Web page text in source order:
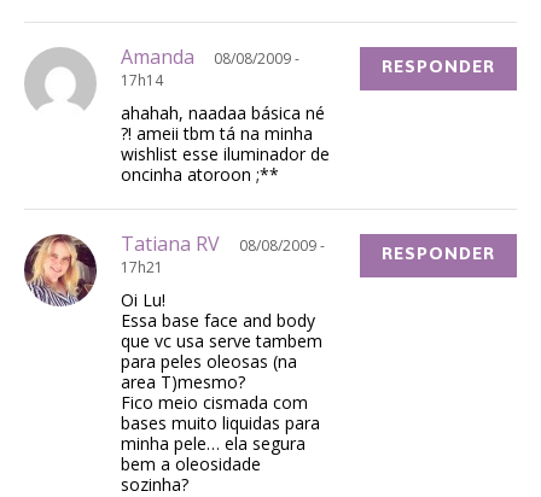
Amanda
08/08/2009 -
17h14
ahahah, naadaa básica né
?! ameii tbm tá na minha
wishlist esse iluminador de
oncinha atoroon ;**
RESPONDER
Tatiana RV
08/08/2009 -
17h21
Oi Lu!
Essa base face and body
que vc usa serve tambem
para peles oleosas (na
area T)mesmo?
Fico meio cismada com
bases muito liquidas para
minha pele… ela segura
bem a oleosidade
sozinha?
RESPONDER